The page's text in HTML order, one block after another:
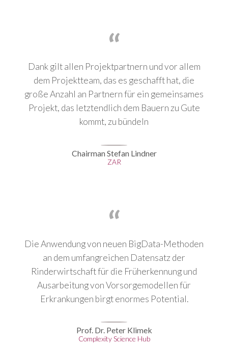
Dank gilt allen Projektpartnern und vor allem
dem Projektteam, das es geschafft hat, die
große Anzahl an Partnern für ein gemeinsames
Projekt, das letztendlich dem Bauern zu Gute
kommt, zu bündeln
Chairman Stefan Lindner
ZAR
Die Anwendung von neuen BigData-Methoden
an dem umfangreichen Datensatz der
Rinderwirtschaft für die Früherkennung und
Ausarbeitung von Vorsorgemodellen für
Erkrankungen birgt enormes Potential.
Prof. Dr. Peter Klimek
Complexity Science Hub